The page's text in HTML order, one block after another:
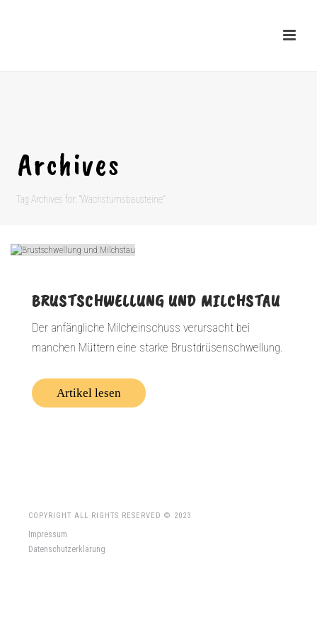
Archives
Tag Archives for: "Wachstumsbausteine"
BRUSTSCHWELLUNG UND MILCHSTAU
Der anfängliche Milcheinschuss verursacht bei
manchen Müttern eine starke Brustdrüsenschwellung.
Artikel lesen
COPYRIGHT ALL RIGHTS RESERVED © 2023
Impressum
Datenschutzerklärung